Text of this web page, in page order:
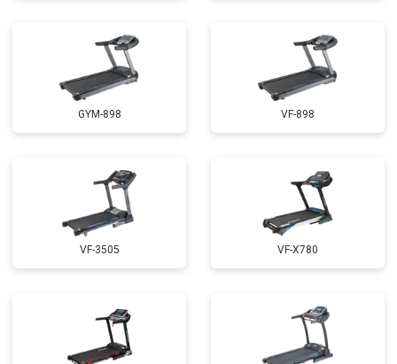
GYM-898 VF-898
VF-3505 VF-X780